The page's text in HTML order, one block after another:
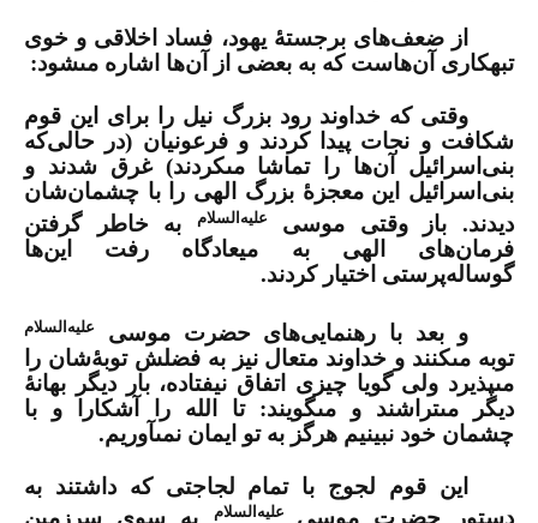
از ضعف‌هاى برجستۀ یهود، فساد اخلاقى و خوى
تبهکارى آن‌هاست که به بعضى از آن‌ها اشاره مى‏شود:
وقتى که خداوند رود بزرگ نیل را براى این قوم
شکافت و نجات پیدا کردند و فرعونیان (در حالى‌که
بنى‌اسرائیل آن‌ها را تماشا مى‏کردند) غرق شدند و
بنى‌اسرائیل این معجزۀ بزرگ الهى را با چشمان‌شان
دیدند. باز وقتى موسى
علیه‌السلام
به خاطر گرفتن
فرمان‌هاى الهى به میعادگاه رفت این‌ها
گوساله‌پرستى اختیار کردند.
و بعد با رهنمایی‌هاى حضرت موسى علیه‌السلام
توبه مى‏کنند و خداوند متعال نیز به فضلش توبۀ‏شان را
مى‏پذیرد ولى گویا چیزى اتفاق نیفتاده، بار دیگر بهانۀ
دیگر مى‏تراشند و مى‏گویند: تا الله را آشکارا و با
چشمان خود نبینیم هرگز به تو ایمان نمى‏آوریم.
این قوم لجوج با تمام لجاجتى که داشتند به
دستور حضرت موسى علیه‌السلام به سوى سرزمین